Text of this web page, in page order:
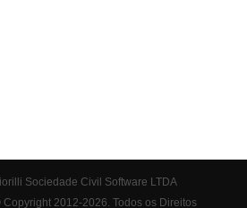
Sociedade Civil Software LTDA
Copyright 2012-2026. Todos os Direitos